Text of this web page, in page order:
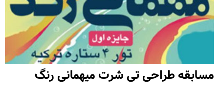
مسابقه طراحی تی شرت میهمانی رنگ